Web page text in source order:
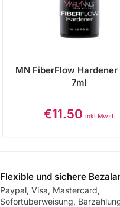
MN FiberFlow Hardener
7ml
€11.50 inkl Mwst.
Flexible und sichere
Paypal, Visa, Mastercard,
Sofortüberweisung,